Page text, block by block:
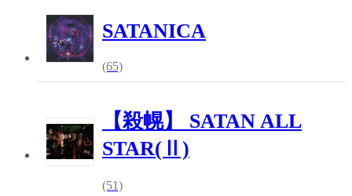
SATANICA
(65)
【殺幌】 SATAN ALL
STAR(Ⅱ)
(51)